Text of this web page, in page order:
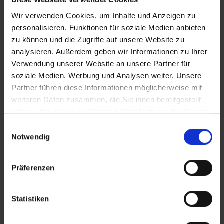
Wir verwenden Cookies, um Inhalte und Anzeigen zu
personalisieren, Funktionen für soziale Medien anbieten
zu können und die Zugriffe auf unsere Website zu
analysieren. Außerdem geben wir Informationen zu Ihrer
Verwendung unserer Website an unsere Partner für
soziale Medien, Werbung und Analysen weiter. Unsere
Partner führen diese Informationen möglicherweise mit
weiteren Daten zusammen, die Sie ihnen bereitgestellt
haben oder die sie im Rahmen Ihrer Nutzung der Dienste
Notwendig
Präferenzen
Statistiken
In Sicherheit in Deutschland, in Gedanken im Krieg
iT_Stiege_Einweihung
Zusätzliches Material